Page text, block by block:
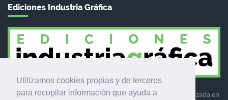
Utilizamos cookies propias y de terceros
para recopilar información que ayuda a
Ediciones Industria Gráfica
Ediciones Industria Gráfica es una empresa editora especializada en